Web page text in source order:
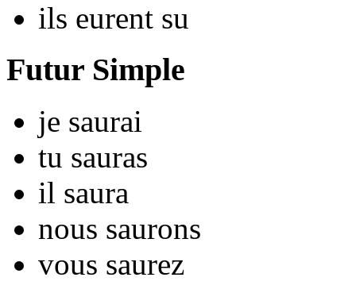
ils eurent su
Futur Simple
je saurai
tu sauras
il saura
nous saurons
vous saurez